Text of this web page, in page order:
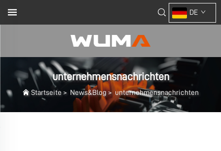
DE
unternehmensnachrichten
Startseite > News&Blog> unternehmensnachrichten